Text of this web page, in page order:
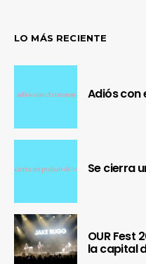
LO MÁS RECIENTE
Adiós con
Se cierra
OUR Fest
la capital